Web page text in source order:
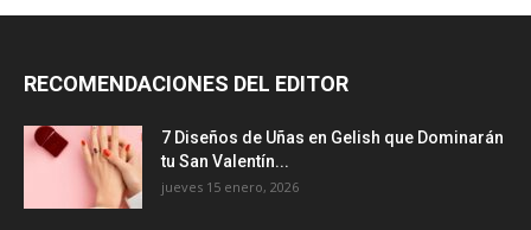
RECOMENDACIONES DEL EDITOR
7 Diseños de Uñas en Gelish que Dominarán
tu San Valentín...
jueves 15 enero, 2026